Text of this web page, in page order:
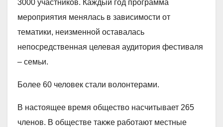
3000 участников. Каждый год программа
мероприятия менялась в зависимости от
тематики, неизменной оставалась
непосредственная целевая аудитория фестиваля
– семьи.
Более 60 человек стали волонтерами.
В настоящее время общество насчитывает 265
членов. В обществе также работают местные